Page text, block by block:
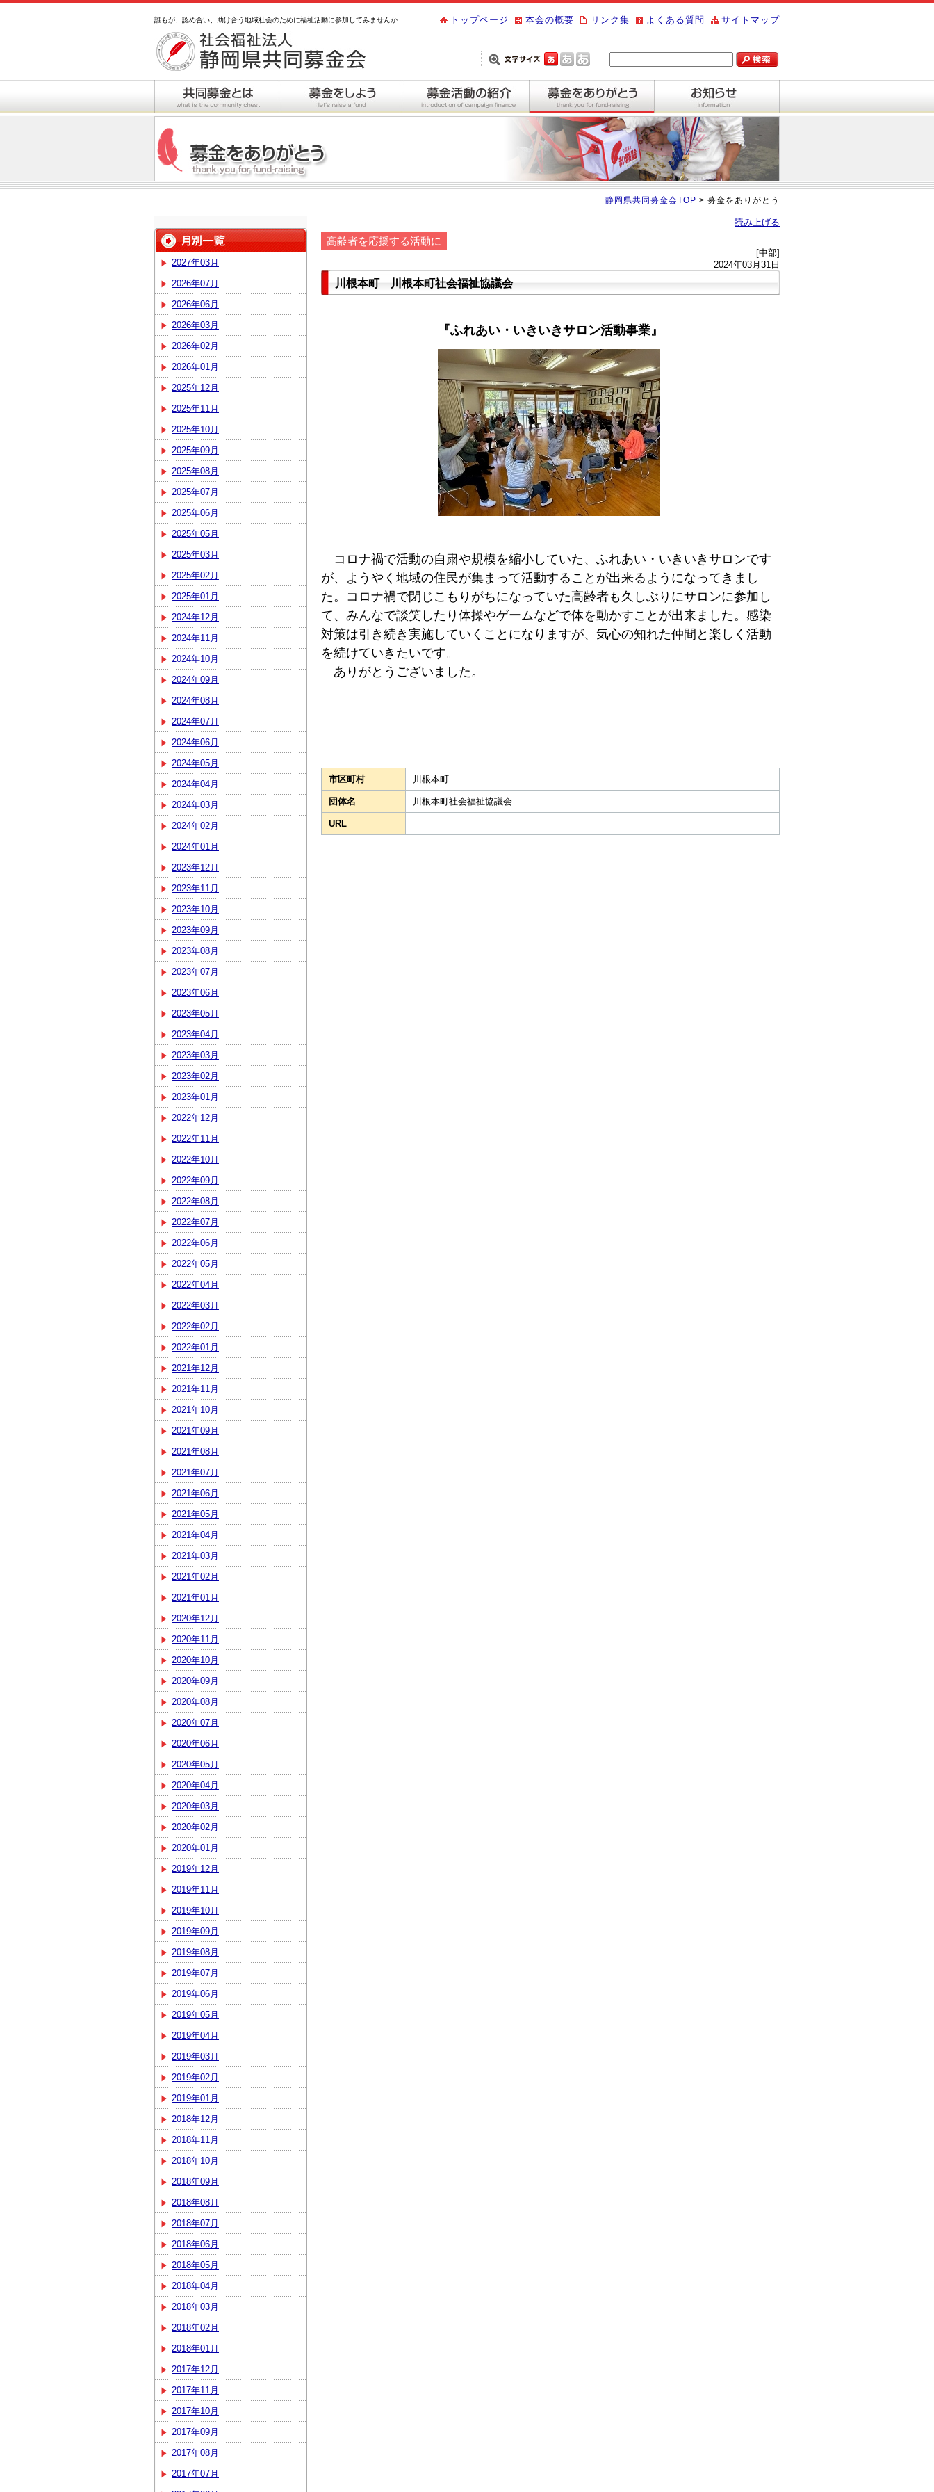
誰もが、認め合い、助け合う地域社会のために福祉活動に参加してみませんか サイトマップ
よくある質問
リンク集
本会の概要
トップページ
静岡県共同募金会TOP > 募金をありがとう
読み上げる
2027年03月
2026年07月
2026年06月
2026年03月
2026年02月
2026年01月
2025年12月
2025年11月
2025年10月
2025年09月
2025年08月
2025年07月
2025年06月
2025年05月
2025年03月
2025年02月
2025年01月
2024年12月
2024年11月
2024年10月
2024年09月
2024年08月
2024年07月
2024年06月
2024年05月
2024年04月
2024年03月
2024年02月
2024年01月
2023年12月
2023年11月
2023年10月
2023年09月
2023年08月
2023年07月
2023年06月
2023年05月
2023年04月
2023年03月
2023年02月
2023年01月
2022年12月
2022年11月
2022年10月
2022年09月
2022年08月
2022年07月
2022年06月
2022年05月
2022年04月
2022年03月
2022年02月
2022年01月
2021年12月
2021年11月
2021年10月
2021年09月
2021年08月
2021年07月
2021年06月
2021年05月
2021年04月
2021年03月
2021年02月
2021年01月
2020年12月
2020年11月
2020年10月
2020年09月
2020年08月
2020年07月
2020年06月
2020年05月
2020年04月
2020年03月
2020年02月
2020年01月
2019年12月
2019年11月
2019年10月
2019年09月
2019年08月
2019年07月
2019年06月
2019年05月
2019年04月
2019年03月
2019年02月
2019年01月
2018年12月
2018年11月
2018年10月
2018年09月
2018年08月
2018年07月
2018年06月
2018年05月
2018年04月
2018年03月
2018年02月
2018年01月
2017年12月
2017年11月
2017年10月
2017年09月
2017年08月
2017年07月
高齢者を応援する活動に
[中部]
2024年03月31日
川根本町 川根本町社会福祉協議会
『ふれあい・いきいきサロン活動事業』
コロナ禍で活動の自粛や規模を縮小していた、ふれあい・いきいきサロンです
が、ようやく地域の住民が集まって活動することが出来るようになってきまし
た。コロナ禍で閉じこもりがちになっていた高齢者も久しぶりにサロンに参加し
て、みんなで談笑したり体操やゲームなどで体を動かすことが出来ました。感染
対策は引き続き実施していくことになりますが、気心の知れた仲間と楽しく活動
を続けていきたいです。
ありがとうございました。
市区町村 川根本町
団体名 川根本町社会福祉協議会
URL